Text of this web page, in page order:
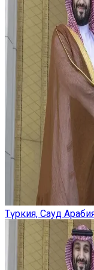
Түркия, Сауд